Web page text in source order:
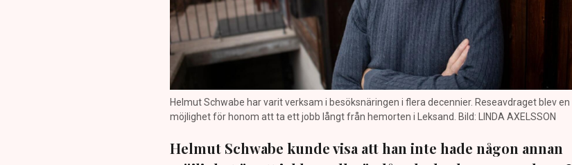
Helmut Schwabe har varit verksam i besöksnäringen i flera decennier. Reseavdraget blev en
möjlighet för honom att ta ett jobb långt från hemorten i Leksand. Bild: LINDA AXELSSON
Helmut Schwabe kunde visa att han inte hade någon annan